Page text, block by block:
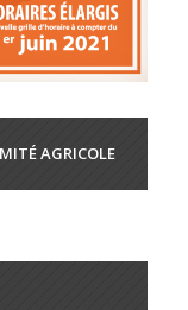
AGRICOLE